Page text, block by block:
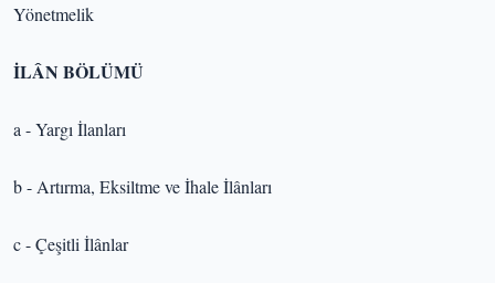
Yönetmelik
İLÂN BÖLÜMÜ
a - Yargı İlanları
b - Artırma, Eksiltme ve İhale İlânları
c - Çeşitli İlânlar